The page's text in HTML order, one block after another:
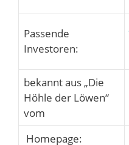
Passende
Investoren:
bekannt aus „Die
Höhle der Löwen“
vom
Homepage: